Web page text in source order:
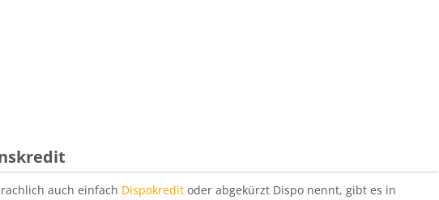
auch einfach Dispokredit oder abgekürzt Dispo nennt, gibt es in